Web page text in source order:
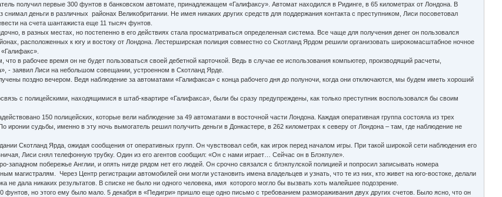
получил первые 300 фунтов в банковском автомате, принадлежащем «Галифаксу». Автомат находился в Ридинге, в 65 километрах от Лондона. В
деньги в различных районах Великобритании. Не имея никаких других средств для поддержания контакта с преступником, Лиси посоветовал
на счета шантажиста еще 11 тысяч фунтов.
в разных местах, но постепенно в его действиях стала просматриваться определенная система. Все чаще для получения денег он пользовался
расположенных к югу и востоку от Лондона. Лестерширская полиция совместно со Скотланд Ярдом решили организовать широкомасштабное ночное
в рабочее время он не будет пользоваться своей дебетной карточкой. Ведь в случае ее использования компьютер, производящий расчеты,
- заявил Лиси на небольшом совещании, устроенном в Скотланд Ярде.
поздно вечером. Ведя наблюдение за автоматами «Галифакса» с конца рабочего дня до полуночи, когда они отключаются, мы будем иметь хороший
с полицейскими, находящимися в штаб-квартире «Галифакса», были бы сразу предупреждены, как только преступник воспользовался бы своим
150 полицейских, которые вели наблюдение за 49 автоматами в восточной части Лондона. Каждая оперативная группа состояла из трех
иронии судьбы, именно в эту ночь вымогатель решил получить деньги в Донкастере, в 262 километрах к северу от Лондона – там, где наблюдение не
Скотланд Ярда, ожидая сообщения от оперативных групп. Он чувствовал себя, как игрок перед началом игры. При такой широкой сети наблюдения его
Лиси снял телефонную трубку. Один из его агентов сообщил: «Он с нами играет… Сейчас он в Блэкпуле».
западном побережье Англии, и опять нигде рядом нет его людей. Он срочно связался с блэкпулской полицией и попросил записывать номера
магистралям. Через Центр регистрации автомобилей они могли установить имена владельцев и узнать, что те из них, кто живет на юго-востоке, делали
не дала никаких результатов. В списке не было ни одного человека, имя которого могло бы вызвать хоть малейшее подозрение.
фунтов, но этого ему было мало. 5 декабря в «Педигри» пришло еще одно письмо с требованием размораживания двух других счетов. Было ясно, что он